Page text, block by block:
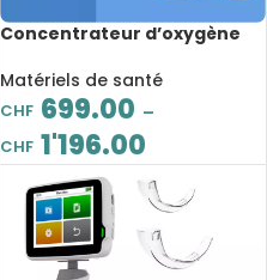
Concentrateur d’oxygène
chariot, sac de transport et
onduleur de voiture en
option
Matériels de santé
CHF 699.00 –
CHF 1'196.00